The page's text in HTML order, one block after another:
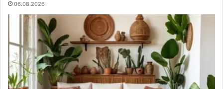
06.08.2026